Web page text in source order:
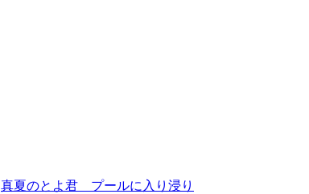
真夏のとよ君 プールに入り浸り